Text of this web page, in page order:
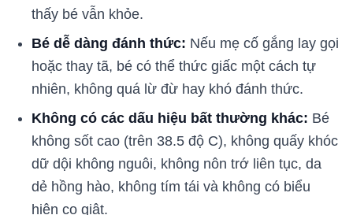
thấy bé vẫn khỏe.
Bé dễ dàng đánh thức: Nếu mẹ cố gắng lay gọi
hoặc thay tã, bé có thể thức giấc một cách tự
nhiên, không quá lừ đừ hay khó đánh thức.
Không có các dấu hiệu bất thường khác: Bé
không sốt cao (trên 38.5 độ C), không quấy khóc
dữ dội không nguôi, không nôn trớ liên tục, da
dẻ hồng hào, không tím tái và không có biểu
hiện co giật.